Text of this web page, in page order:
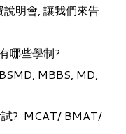
明會, 讓我們來告
哪些學制?
MBBS, MD,
試? MCAT/ BMAT/